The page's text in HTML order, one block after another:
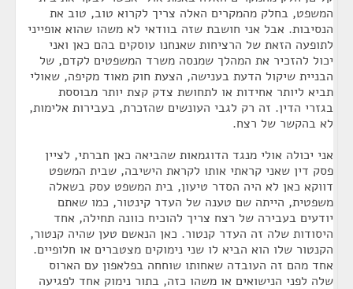
המשפט, בחלק מהמקרים האלה צריך לקרוא טוב, טוב את
הנסיבות. אבל אני חושבת שזה בוודאי לא משהו שהוא אופייני
לתופעה הזאת של הרציחות שאנחנו עוסקים בהם כאן ואני
יכול להזכיר את המהלך שמנסה משרד המשפטים לקדם, של
הבניית שיקול הדעת בענישה, הצעת חוק מאוד מקיפה, שאולי
תביא ליותר אחידות או לתחושת צדק קצת יותר מבוססת
בגזרי הדין. זה רק לגבי העונשים שהזכרת, בעבירות אלימות,
לא בהקשר של רצח.
אני יכולה אולי מנגד הדוגמאות שהביאה כאן חברתי, לציין
פסק דין שאני קראתי אותו לקראת הישיבה, שבית המשפט
דווקא כאן לא היה הסדר טיעון, בית המשפט עסק בשאלה
משפטית, הייתה שם טענה של העדר קינטור, כמו שאתם
יודעים בעבירה של רצח צריך להוכיח כוונה תחילה, אחד
היסודות שלה זה העדר קנטור. כאן הנאשם טען שהיה קנטור,
הקנטור שלו הוא הביא לו שני נימוקים מצטברים או חלופיים.
אחד מהם זה העובדה שאחותו שוחחה בפלאפון עם הארוס
שלה לפני הנישואים או משהו כזה, בתור נימוק אחד לפגיעה